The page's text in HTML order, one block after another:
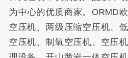
为中心的优质商家。 ORMD
空压机、两级压缩空压机、
空压机、制氧空压机、空压